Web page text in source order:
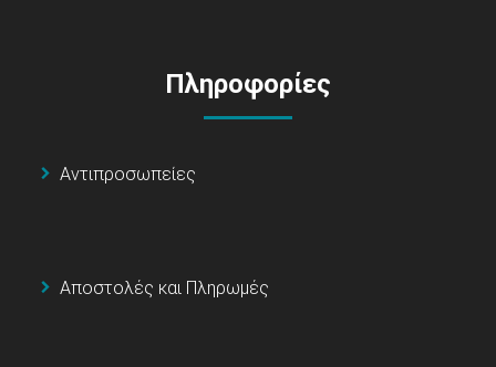
Πληροφορίες
Αντιπροσωπείες
Αποστολές και Πληρωμές